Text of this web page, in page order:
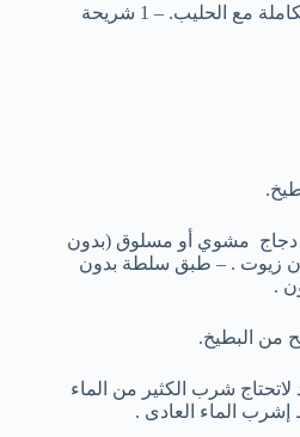
مع الحليب. – 1
شريحة
دجاج مشوي أو مسلوق (بدون
زيوت . – طبق سلطة بدون
.
من البطيخ.
لاتحتاج شرب الكثير من الماء
الماء العادى .